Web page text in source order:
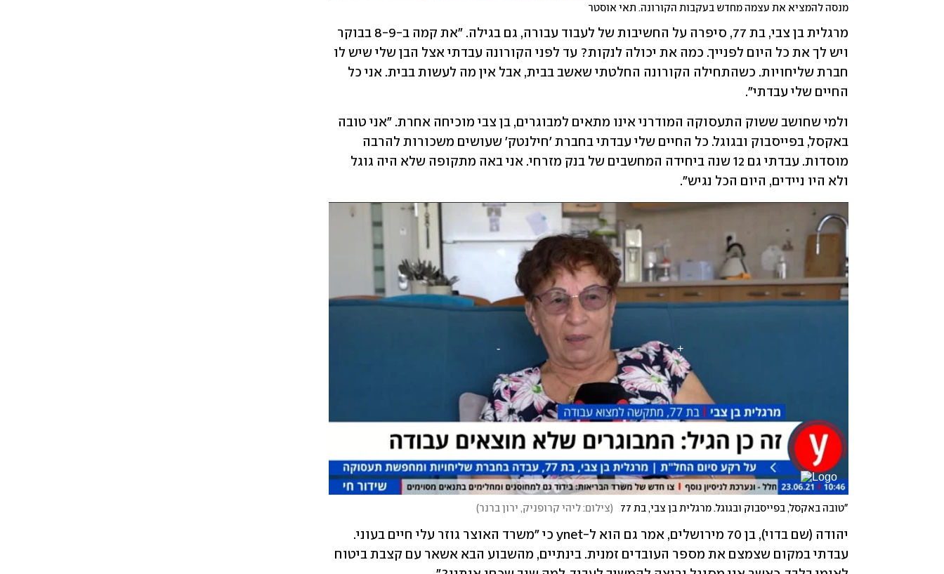
מנסה להמציא את עצמה מחדש בעקבות הקורונה. תאי אוסטר
החיים שלי עבדתי".
ולא היו ניידים, היום הכל נגיש".
"טובה באקסל, בפייסבוק ובגוגל. מרגלית בן צבי, בת 77 (צילום: ליהי קרופניק, ירון ברנר)